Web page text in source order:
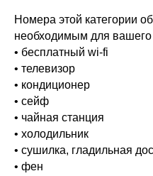
Номера этой категории
необходимым для
• бесплатный wi-fi
• телевизор
• кондиционер
• сейф
• чайная станция
• холодильник
• сушилка, гладильная
• фен